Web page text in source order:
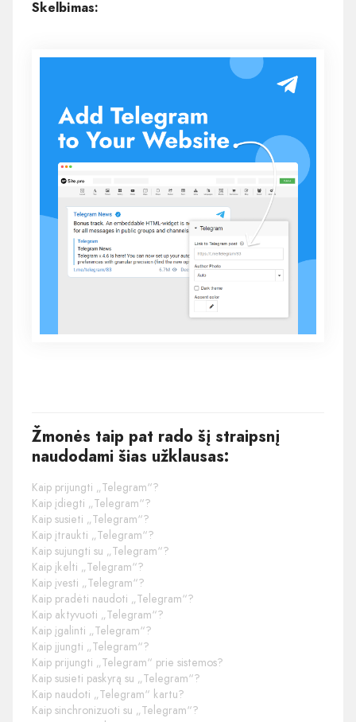
Skelbimas:
Žmonės taip pat rado šį straipsnį
naudodami šias užklausas:
Kaip prijungti „Telegram“?
Kaip įdiegti „Telegram“?
Kaip susieti „Telegram“?
Kaip įtraukti „Telegram“?
Kaip sujungti su „Telegram“?
Kaip įkelti „Telegram“?
Kaip įvesti „Telegram“?
Kaip pradėti naudoti „Telegram“?
Kaip aktyvuoti „Telegram“?
Kaip įgalinti „Telegram“?
Kaip įjungti „Telegram“?
Kaip prijungti „Telegram“ prie sistemos?
Kaip susieti paskyrą su „Telegram“?
Kaip naudoti „Telegram“ kartu?
Kaip sinchronizuoti su „Telegram“?